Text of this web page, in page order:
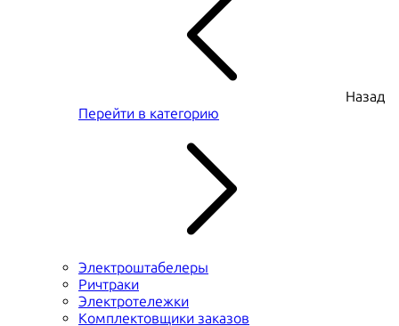
Назад
Перейти в категорию
Электроштабелеры
Ричтраки
Электротележки
Комплектовщики заказов